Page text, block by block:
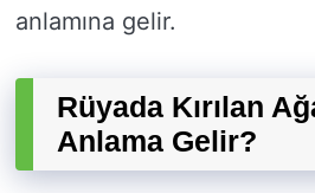
anlamına gelir.
Rüyada Kırılan
Anlama Gelir?